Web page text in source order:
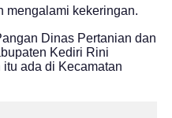
mengalami kekeringan.
Dinas Pertanian dan
Kediri Rini
ada di Kecamatan